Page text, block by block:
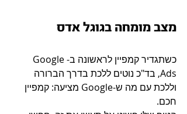
מצב מומחה בגוגל אדס
כשתגדיר קמפיין לראשונה ב-Google
Ads, בד"כ נוטים ללכת בדרך הברורה
וללכת עם מה ש-Google מציעה: קמפיין
חכם.